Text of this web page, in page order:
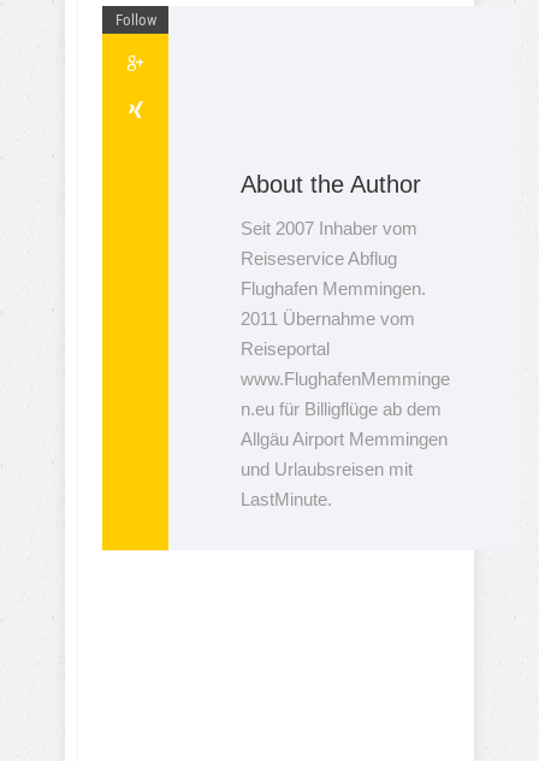
Follow
About the Author
Seit 2007 Inhaber vom
Reiseservice Abflug
Flughafen Memmingen.
2011 Übernahme vom
Reiseportal
www.FlughafenMemminge
n.eu für Billigflüge ab dem
Allgäu Airport Memmingen
und Urlaubsreisen mit
LastMinute.